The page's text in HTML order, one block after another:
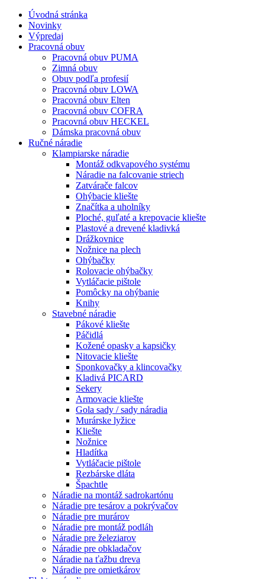
Úvodná stránka
Novinky
Výpredaj
Pracovná obuv
Pracovná obuv PUMA
Zimná obuv
Obuv podľa profesií
Pracovná obuv LOWA
Pracovná obuv Elten
Pracovná obuv COFRA
Pracovná obuv HECKEL
Dámska pracovná obuv
Ručné náradie
Klampiarske náradie
Montáž odkvapového systému
Náradie na falcovanie striech
Zatvárače falcov
Ohýbacie kliešte
Značítka a uholníky
Ploché, guľaté a krepovacie kliešte
Plastové a drevené kladivká
Drážkovnice
Nožnice na plech
Ohýbačky
Rolovacie ohýbačky
Vytláčacie pištole
Pomôcky na ohýbanie
Knihy
Stavebné náradie
Pákové kliešte
Páčidlá
Kožené opasky a kapsičky
Nitovacie kliešte
Sponkovačky a klincovačky
Kladivá PICARD
Sekery
Armovacie kliešte
Gola sady / sady náradia
Murárske lyžice
Kliešte
Nožnice
Hladítka
Vytláčacie pištole
Rezbárske dláta
Špachtle
Náradie na montáž sadrokartónu
Náradie pre tesárov a pokrývačov
Náradie pre murárov
Náradie pre montáž podláh
Náradie pre železiarov
Náradie pre obkladačov
Náradie na ťažbu dreva
Náradie pre omietkárov